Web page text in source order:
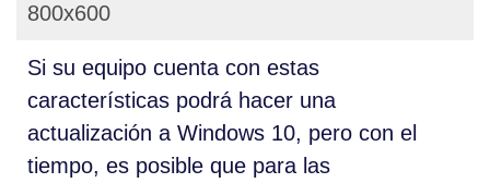
800x600
Si su equipo cuenta con estas
características podrá hacer una
actualización a Windows 10, pero con el
tiempo, es posible que para las